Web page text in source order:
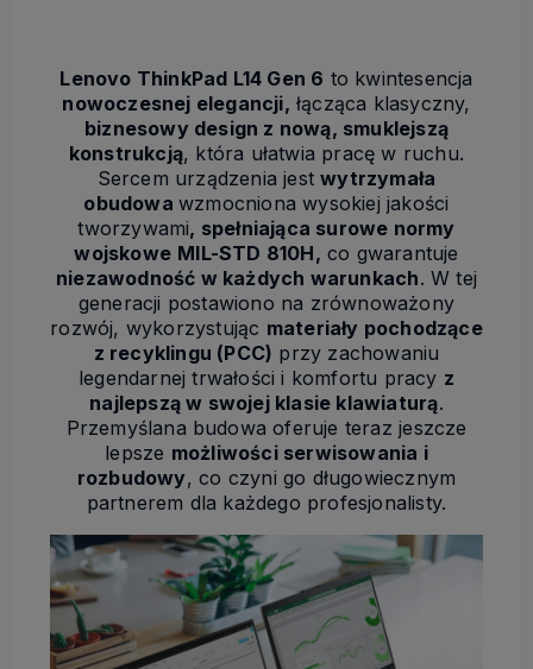
Lenovo ThinkPad L14 Gen 6 to kwintesencja
nowoczesnej elegancji, łącząca klasyczny,
biznesowy design z nową, smuklejszą
konstrukcją, która ułatwia pracę w ruchu.
Sercem urządzenia jestwytrzymała
obudowawzmocniona wysokiej jakości
tworzywami, spełniająca surowe normy
wojskowe MIL-STD 810H, co gwarantuje
niezawodność w każdych warunkach. W tej
generacji postawiono na zrównoważony
rozwój, wykorzystując materiały pochodzące
z recyklingu (PCC) przy zachowaniu
legendarnej trwałości i komfortu pracy z
najlepszą w swojej klasie klawiaturą.
Przemyślana budowa oferuje teraz jeszcze
lepsze możliwości serwisowania i
rozbudowy, co czyni go długowiecznym
partnerem dla każdego profesjonalisty.